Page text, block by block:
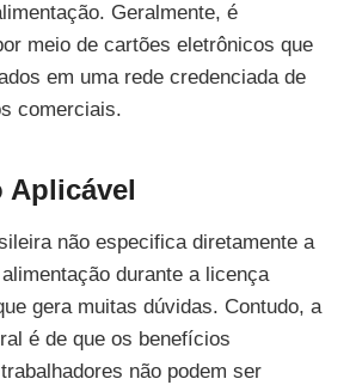
Geralmente, é
meio de cartões eletrônicos que
em uma rede credenciada de
comerciais.
Aplicável
não especifica diretamente a
durante a licença
gera muitas dúvidas. Contudo, a
é de que os benefícios
não podem ser